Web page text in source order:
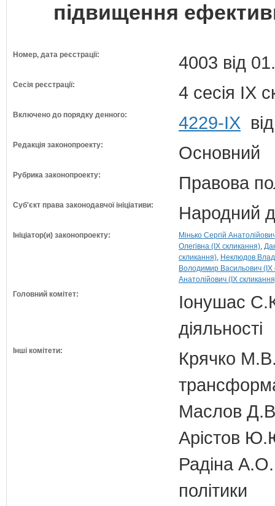
підвищення
Номер, дата реєстрації: 4003 від
Сесія реєстрації: 4 сесія IX
Включено до порядку денного: 4229-IX
Редакція законопроекту: Основний
Рубрика законопроекту: Правова
Суб'єкт права законодавчої ініціативи: Народний
Ініціатор(и) законопроекту:
Мінько Сергій
Олегівна (IX скликання)
скликання) Неклюдов
Володимир Васильович (IX
Анатолійович (IX
Головний комітет:
Іонушас
діяльності
Інші комітети:
Крячко
Маслов Д.В.
Арістов
Радіна А.О.
політики